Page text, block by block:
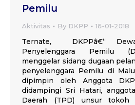
Pemilu
Aktivitas By DKPP 16-01-2018
Ternate, DKPPâ€“
Penyelenggara Pemilu
menggelar sidang dugaan
penyelenggara Pemilu di
dipimpin oleh Anggota
didampingi Sri Hatari,
Daerah (TPD) unsur tokoh